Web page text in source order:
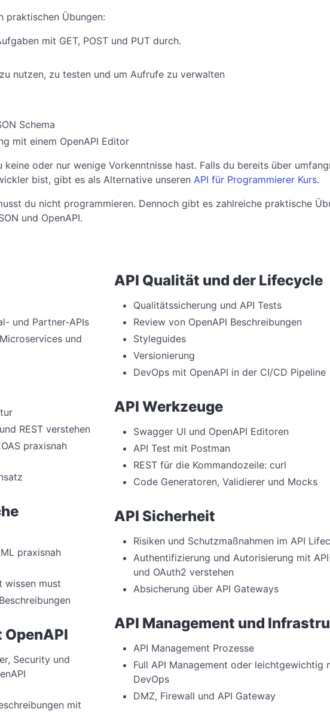
praktischen Übungen:
mit GET, POST und PUT durch.
nutzen, zu testen und um Aufrufe zu verwalten
Schema
mit einem OpenAPI Editor
oder nur wenige Vorkenntnisse hast. Falls du bereits über
bist, gibt es als Alternative unseren API für Programmierer Kurs.
du nicht programmieren. Dennoch gibt es zahlreiche praktische
und OpenAPI.
und Partner-APIs
und
REST verstehen
praxisnah
praxisnah
wissen must
Security und
mit
API Qualität und der Lifecycle
Qualitätssicherung und API Tests
Review von OpenAPI Beschreibungen
Styleguides
Versionierung
DevOps mit OpenAPI in der CI/CD Pipeline
API Werkzeuge
Swagger UI und OpenAPI Editoren
API Test mit Postman
REST für die Kommandozeile: curl
Code Generatoren, Validierer und Mocks
API Sicherheit
Risiken und Schutzmaßnahmen im API
Authentifizierung und Autorisierung mit
und OAuth2 verstehen
Absicherung über API Gateways
API Management und
API Management Prozesse
Full API Management oder leichtgewichtig
DevOps
DMZ, Firewall und API Gateway